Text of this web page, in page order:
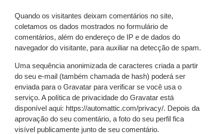
Quando os visitantes deixam comentários no site,
coletamos os dados mostrados no formulário de
comentários, além do endereço de IP e de dados do
navegador do visitante, para auxiliar na detecção de spam.
Uma sequência anonimizada de caracteres criada a partir
do seu e-mail (também chamada de hash) poderá ser
enviada para o Gravatar para verificar se você usa o
serviço. A política de privacidade do Gravatar está
disponível aqui: https://automattic.com/privacy/. Depois da
aprovação do seu comentário, a foto do seu perfil fica
visível publicamente junto de seu comentário.